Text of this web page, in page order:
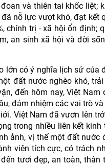
và thiên tai khốc liệt;
nỗ lực vượt khó, đạt kết
chính trị - xã hội ổn định;
an sinh xã hội và đời
lớn có ý nghĩa lịch sử của
đất nước nghèo khó,
đến hôm nay, Việt Nam
đảm nhiệm các vai trò
Việt Nam đã vươn lên
trong nhiều liên kết kinh
ảnh, vị thế một đất nước
viên tích cực, có trách
tươi đẹp, an toàn, thân